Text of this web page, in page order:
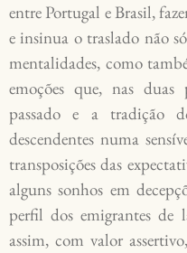
entre Portugal e Brasil,
e insinua o traslado não
mentalidades, como
emoções que, nas
passado e a tradição
descendentes numa
transposições das
alguns sonhos em
perfil dos emigrantes de
assim, com valor